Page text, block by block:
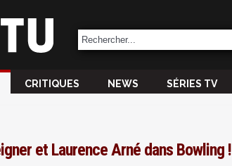
CRITIQUES NEWS SÉRIES TV
et Laurence Arné dans Bowling !